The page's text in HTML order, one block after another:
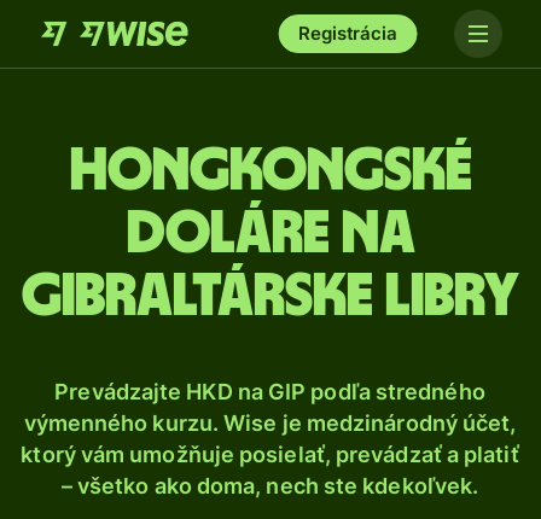
Registrácia
Hongkongské
doláre na
gibraltárske libry
Prevádzajte HKD na GIP podľa stredného
výmenného kurzu. Wise je medzinárodný účet,
ktorý vám umožňuje posielať, prevádzať a platiť
– všetko ako doma, nech ste kdekoľvek.